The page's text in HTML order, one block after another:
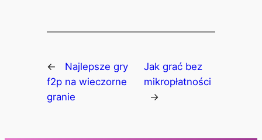
←
Najlepsze gry
f2p na wieczorne
granie
Jak grać bez
mikropłatności
→